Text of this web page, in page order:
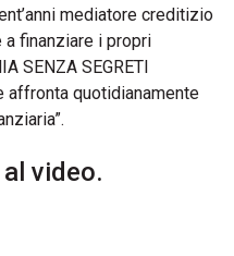
mediatore creditizio
finanziare i propri
SENZA SEGRETI
affronta quotidianamente
video.